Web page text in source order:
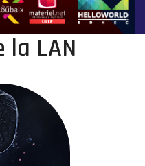
la LAN